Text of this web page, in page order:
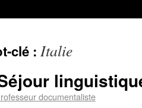
clé : Italie
documentaliste